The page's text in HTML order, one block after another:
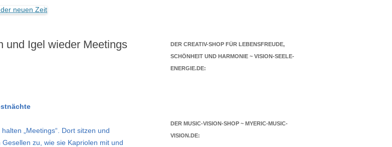
und Igel wieder Meetings
„Meetings“. Dort sitzen und
zu, wie sie Kapriolen mit und
DER CREATIV-SHOP FÜR LEBENSFREUDE,
SCHÖNHEIT UND HARMONIE ~ VISION-SEELE-
ENERGIE.DE:
DER MUSIC-VISION-SHOP ~ MYERIC-MUSIC-
VISION.DE: